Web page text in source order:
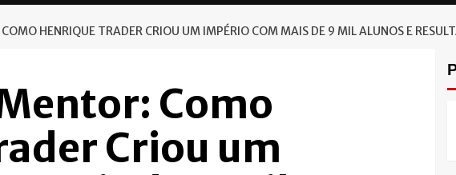
HENRIQUE TRADER CRIOU UM IMPÉRIO COM MAIS DE 9 MIL ALUNOS E
Como
Criou um